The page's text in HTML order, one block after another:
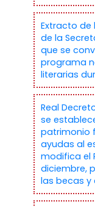
Extracto de
de la
que se
programa
literarias
Real
se
patrimonio
ayudas al
modifica el
diciembre,
las becas y